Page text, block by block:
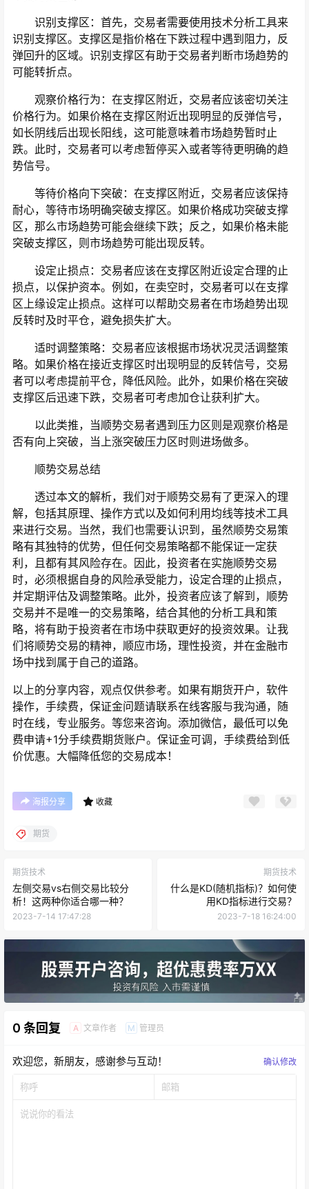
识别支撑区：首先，交易者需要使用技术分析工具来
识别支撑区。支撑区是指价格在下跌过程中遇到阻力，反
弹回升的区域。识别支撑区有助于交易者判断市场趋势的
可能转折点。
观察价格行为：在支撑区附近，交易者应该密切关注
价格行为。如果价格在支撑区附近出现明显的反弹信号，
如长阴线后出现长阳线，这可能意味着市场趋势暂时止
跌。此时，交易者可以考虑暂停买入或者等待更明确的趋
势信号。
等待价格向下突破：在支撑区附近，交易者应该保持
耐心，等待市场明确突破支撑区。如果价格成功突破支撑
区，那么市场趋势可能会继续下跌；反之，如果价格未能
突破支撑区，则市场趋势可能出现反转。
设定止损点：交易者应该在支撑区附近设定合理的止
损点，以保护资本。例如，在卖空时，交易者可以在支撑
区上缘设定止损点。这样可以帮助交易者在市场趋势出现
反转时及时平仓，避免损失扩大。
适时调整策略：交易者应该根据市场状况灵活调整策
略。如果价格在接近支撑区时出现明显的反转信号，交易
者可以考虑提前平仓，降低风险。此外，如果价格在突破
支撑区后迅速下跌，交易者可考虑加仓让获利扩大。
以此类推，当顺势交易者遇到压力区则是观察价格是
否有向上突破，当上涨突破压力区时则进场做多。
顺势交易总结
透过本文的解析，我们对于顺势交易有了更深入的理
解，包括其原理、操作方式以及如何利用均线等技术工具
来进行交易。当然，我们也需要认识到，虽然顺势交易策
略有其独特的优势，但任何交易策略都不能保证一定获
利，且都有其风险存在。因此，投资者在实施顺势交易
时，必须根据自身的风险承受能力，设定合理的止损点，
并定期评估及调整策略。此外，投资者应该了解到，顺势
交易并不是唯一的交易策略，结合其他的分析工具和策
略，将有助于投资者在市场中获取更好的投资效果。让我
们将顺势交易的精神，顺应市场，理性投资，并在金融市
场中找到属于自己的道路。
以上的分享内容，观点仅供参考。如果有期货开户，软件
操作，手续费，保证金问题请联系在线客服与我沟通，随
时在线，专业服务。等您来咨询。添加微信，最低可以免
费申请+1分手续费期货账户。保证金可调，手续费给到低
价优惠。大幅降低您的交易成本！
海报分享 收藏
期货
期货技术
左侧交易vs右侧交易比较分
析！这两种你适合哪一种？
2023-7-14 17:47:28
期货技术
什么是KD(随机指标)？如何使
用KD指标进行交易？
2023-7-18 16:24:00
0 条回复 A 文章作者 M 管理员
欢迎您，新朋友，感谢参与互动！ 确认修改